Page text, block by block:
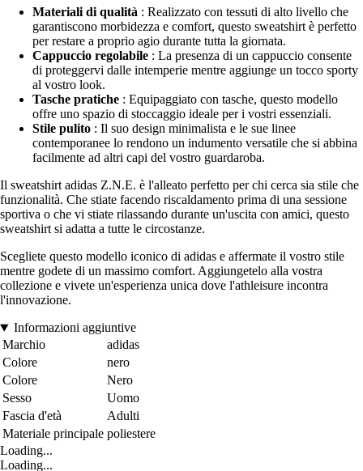
Materiali di qualità : Realizzato con tessuti di alto livello che
garantiscono morbidezza e comfort, questo sweatshirt è perfetto
per restare a proprio agio durante tutta la giornata.
Cappuccio regolabile : La presenza di un cappuccio consente
di proteggervi dalle intemperie mentre aggiunge un tocco sporty
al vostro look.
Tasche pratiche : Equipaggiato con tasche, questo modello
offre uno spazio di stoccaggio ideale per i vostri essenziali.
Stile pulito : Il suo design minimalista e le sue linee
contemporanee lo rendono un indumento versatile che si abbina
facilmente ad altri capi del vostro guardaroba.
Il sweatshirt adidas Z.N.E. è l'alleato perfetto per chi cerca sia stile che
funzionalità. Che stiate facendo riscaldamento prima di una sessione
sportiva o che vi stiate rilassando durante un'uscita con amici, questo
sweatshirt si adatta a tutte le circostanze.
Scegliete questo modello iconico di adidas e affermate il vostro stile
mentre godete di un massimo comfort. Aggiungetelo alla vostra
collezione e vivete un'esperienza unica dove l'athleisure incontra
l'innovazione.
Informazioni aggiuntive
Marchio
adidas
Colore
nero
Colore
Nero
Sesso
Uomo
Fascia d'età
Adulti
Materiale principale poliestere
Loading...
Loading...